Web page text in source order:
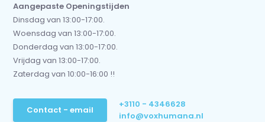
Aangepaste Openingstijden
Dinsdag van 13:00-17:00.
Woensdag van 13:00-17:00.
Donderdag van 13:00-17:00.
Vrijdag van 13:00-17:00.
Zaterdag van 10:00-16:00 !!
Contact - email
+3110 - 4346628
info@voxhumana.nl